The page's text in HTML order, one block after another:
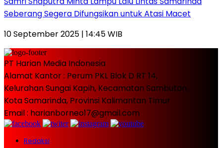
Seberang Segera Difungsikan untuk Atasi Macet
10 September 2025 | 14:45 WIB
PT Harian Media Indonesia
Alamat Kantor : Perum PKL Blok D RT 14,
Kelurahan Sungai Kapih, Kecamatan Sambutan,
Kota Samarinda, Provinsi Kalimantan Timur
Email : harianborneo17@gmail.com
Redaksi